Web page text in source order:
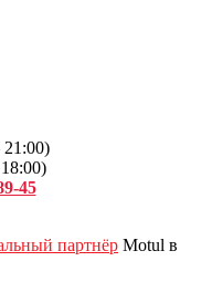
45
партнёр Motul в